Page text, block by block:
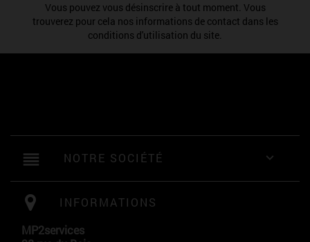
Vous pouvez vous désinscrire à tout moment. Vous
trouverez pour cela nos informations de contact dans les
conditions d'utilisation du site.
reorder NOTRE SOCIÉTÉ 
INFORMATIONS
MP2services